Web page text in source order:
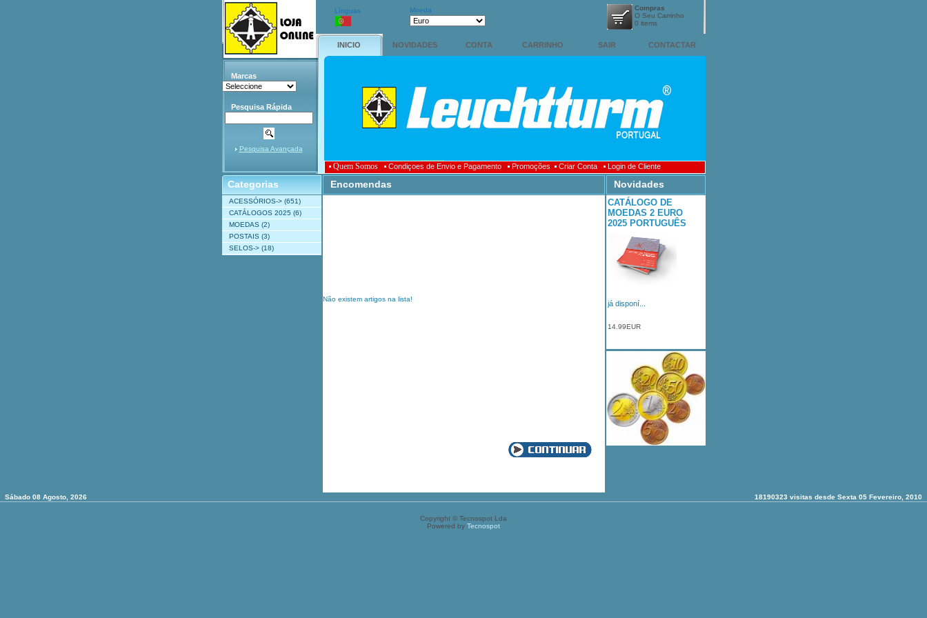
Línguas Moeda
Compras
O Seu Carrinho
0 items
INICIO NOVIDADES CONTA CARRINHO SAIR CONTACTAR
Marcas
Pesquisa Rápida
Pesquisa Avançada
Quem Somos Condiçoes de Envio e Pagamento Promoções Criar Conta Login de Cliente
Categorias
ACESSÓRIOS->(651)
CATÁLOGOS 2025 (6)
MOEDAS (2)
POSTAIS (3)
SELOS->(18)
Encomendas
Não existem artigos na lista!
Novidades
CATÁLOGO DE
MOEDAS 2 EURO
2025 PORTUGUÊS
já disponí...
14.99EUR
Sábado 08 Agosto, 2026 18190323 visitas desde Sexta 05 Fevereiro, 2010
Copyright © Tecnospot Lda
Powered by Tecnospot